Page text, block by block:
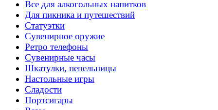
Все для алкогольных напитков
Для пикника и путешествий
Статуэтки
Сувенирное оружие
Ретро телефоны
Сувенирные часы
Шкатулки, пепельницы
Настольные игры
Сладости
Портсигары